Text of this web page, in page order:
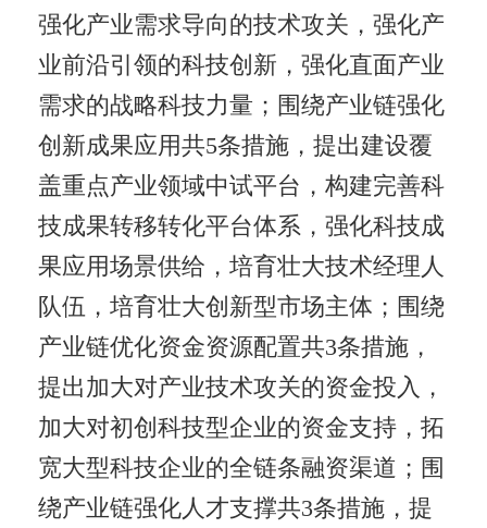
强化产业需求导向的技术攻关，强化产
业前沿引领的科技创新，强化直面产业
需求的战略科技力量；围绕产业链强化
创新成果应用共5条措施，提出建设覆
盖重点产业领域中试平台，构建完善科
技成果转移转化平台体系，强化科技成
果应用场景供给，培育壮大技术经理人
队伍，培育壮大创新型市场主体；围绕
产业链优化资金资源配置共3条措施，
提出加大对产业技术攻关的资金投入，
加大对初创科技型企业的资金支持，拓
宽大型科技企业的全链条融资渠道；围
绕产业链强化人才支撑共3条措施，提